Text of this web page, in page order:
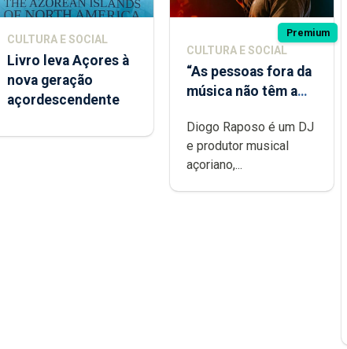
CULTURA E SOCIAL
Livro leva Açores à
nova geração
açordescendente
Premium
CULTURA E SOCIAL
“As pessoas fora da
música não têm a
difícil é produzir
uma música”
Diogo Raposo é um DJ
e produtor musical
açoriano,...